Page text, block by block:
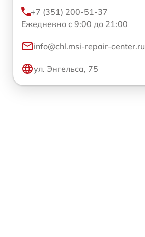
+7 (351) 200-51-37
Ежедневно с 9:00 до 21:00
info@chl.msi-repair-center.ru
ул. Энгельса, 75